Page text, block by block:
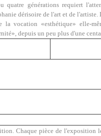
quatre générations requiert
dérisoire de l'art et de
vocation «esthétique» elle-
depuis un peu plus d'une
Chaque pièce de l'exposition